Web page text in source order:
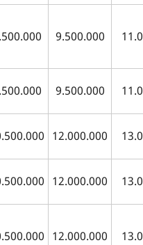
9.500.000
9.500.000
12.000.000
12.000.000
12.000.000